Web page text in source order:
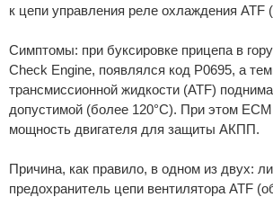
к цепи управления реле охлаждения ATF
Симптомы: при буксировке прицепа в
Check Engine, появлялся код P0695, а
трансмиссионной жидкости (ATF)
допустимой (более 120°C). При этом ECM
мощность двигателя для защиты АКПП.
Причина, как правило, в одном из двух:
предохранитель цепи вентилятора ATF